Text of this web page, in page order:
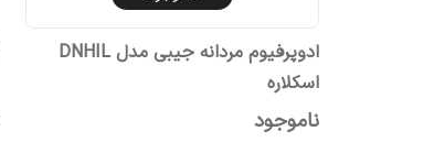
ادوپرفیوم مردانه جیبی مدل DNHIL
اسکلاره
ناموجود